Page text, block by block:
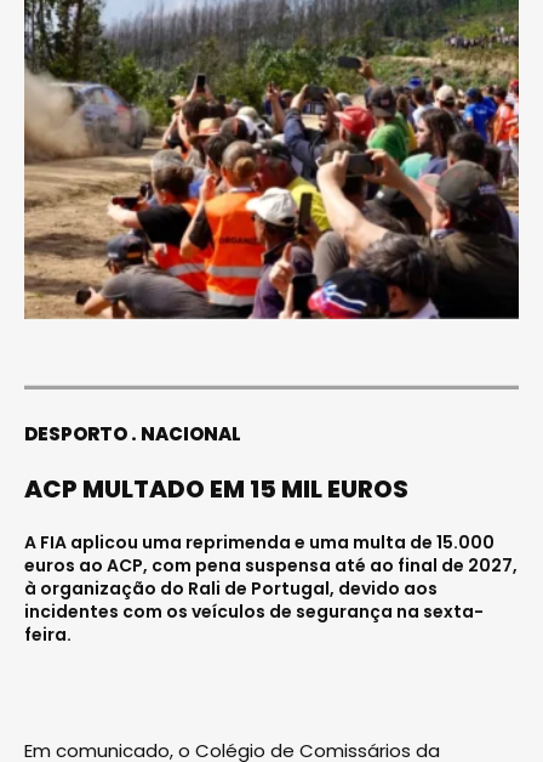
DESPORTO NACIONAL
ACP MULTADO EM 15 MIL EUROS
A FIA aplicou uma reprimenda e uma multa de 15.000
euros ao ACP, com pena suspensa até ao final de 2027,
à organização do Rali de Portugal, devido aos
incidentes com os veículos de segurança na sexta-
feira.
Em comunicado, o Colégio de Comissários da